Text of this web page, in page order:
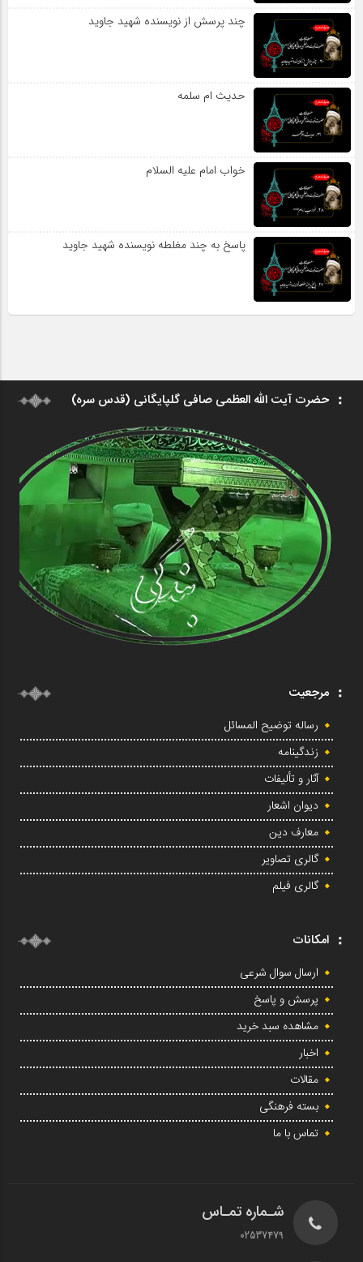
چند پرسش از نویسنده شهید جاوید
حدیث ام سلمه
خواب امام علیه السلام
پاسخ به چند مغلطه نویسنده شهید جاوید
حضرت آیت الله العظمی صافی گلپایگانی (قدس سره)
مرجعیت
رساله توضیح المسائل
زندگینامه
آثار و تألیفات
دیوان اشعار
معارف دین
گالری تصاویر
گالری فیلم
امکانات
ارسال سوال شرعی
پرسش و پاسخ
مشاهده سبد خرید
اخبار
مقالات
بسته فرهنگی
تماس با ما
شـماره تمـاس
02537479